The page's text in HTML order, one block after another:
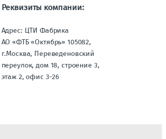
Реквизиты компании:
Адрес: ЦТИ Фабрика
АО «ФТБ «Октябрь» 105082,
г.Москва, Переведеновский
переулок, дом 18, строение 3,
этаж 2, офис 3-26